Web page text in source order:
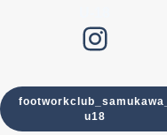
Instagram
footworkclub_samukawa_
u18